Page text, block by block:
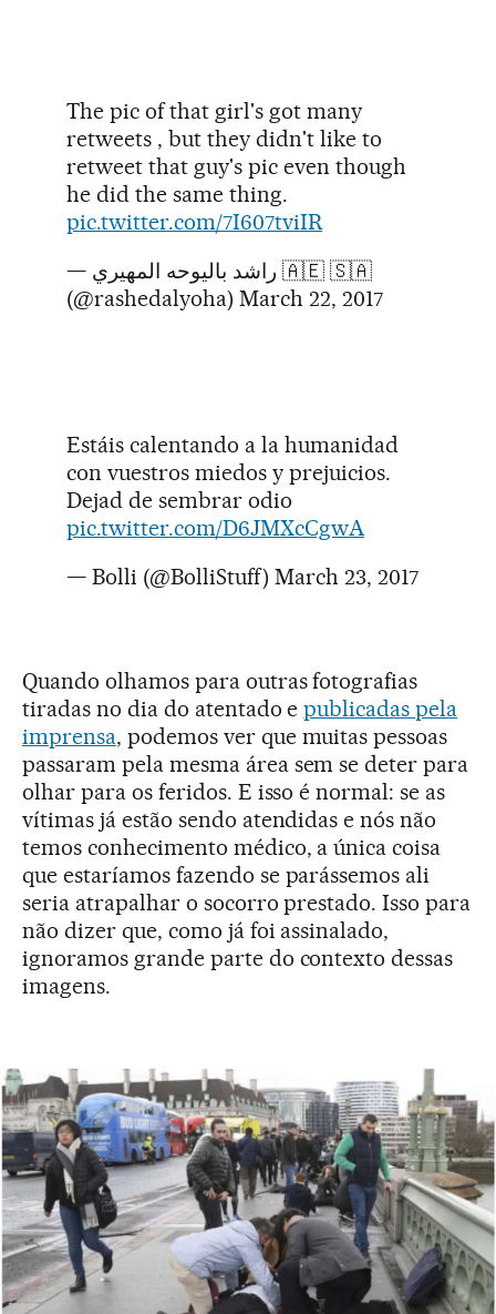
The pic of that girl's got many
retweets , but they didn't like to
retweet that guy's pic even though
he did the same thing.
pic.twitter.com/7I607tviIR
— راشد باليوحه المهيري 🇦🇪 🇸🇦
(@rashedalyoha) March 22, 2017
Estáis calentando a la humanidad
con vuestros miedos y prejuicios.
Dejad de sembrar odio
pic.twitter.com/D6JMXcCgwA
— Bolli (@BolliStuff) March 23, 2017
Quando olhamos para outras fotografias
tiradas no dia do atentado epublicadas pela
imprensa, podemos ver que muitas pessoas
passaram pela mesma área sem se deter para
olhar para os feridos. E isso é normal: se as
vítimas já estão sendo atendidas e nós não
temos conhecimento médico, a única coisa
que estaríamos fazendo se parássemos ali
seria atrapalhar o socorro prestado. Isso para
não dizer que, como já foi assinalado,
ignoramos grande parte do contexto dessas
imagens.